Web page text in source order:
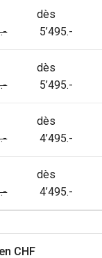
dès
5’495.-
dès
5’495.-
dès
4’495.-
dès
4’495.-
CHF